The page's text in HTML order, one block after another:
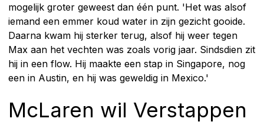
mogelijk groter geweest dan één punt. 'Het was alsof
iemand een emmer koud water in zijn gezicht gooide.
Daarna kwam hij sterker terug, alsof hij weer tegen
Max aan het vechten was zoals vorig jaar. Sindsdien zit
hij in een flow. Hij maakte een stap in Singapore, nog
een in Austin, en hij was geweldig in Mexico.'
McLaren wil Verstappen